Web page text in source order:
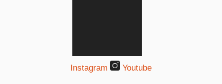
Instagram Youtube